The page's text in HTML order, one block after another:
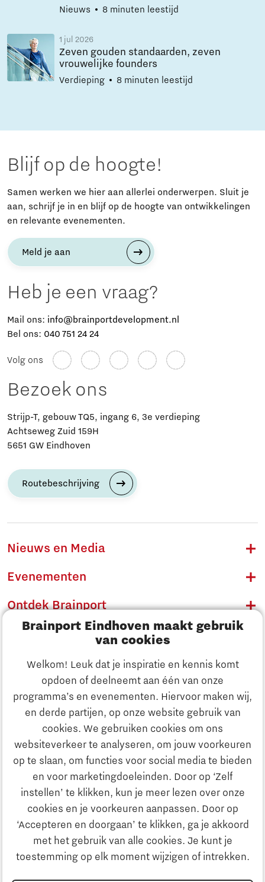
Brainport Eindhoven maakt gebruik
van cookies
Welkom! Leuk dat je inspiratie en kennis komt
opdoen of deelneemt aan één van onze
programma’s en evenementen. Hiervoor maken wij,
en derde partijen, op onze website gebruik van
cookies. We gebruiken cookies om ons
websiteverkeer te analyseren, om jouw voorkeuren
op te slaan, om functies voor social media te bieden
en voor marketingdoeleinden. Door op ‘Zelf
instellen’ te klikken, kun je meer lezen over onze
cookies en je voorkeuren aanpassen. Door op
‘Accepteren en doorgaan’ te klikken, ga je akkoord
met het gebruik van alle cookies. Je kunt je
toestemming op elk moment wijzigen of intrekken.
Ontdek Brainport
Innovatie
Ondernemen
Onderwijs
Nieuws 8 minuten leestijd
1 jul 2026
Zeven gouden standaarden, zeven
vrouwelijke founders
Verdieping 8 minuten leestijd
Blijf op de hoogte!
Samen werken we hier aan allerlei onderwerpen. Sluit je
aan, schrijf je in en blijf op de hoogte van ontwikkelingen
en relevante evenementen.
Meld je aan
Heb je een vraag?
Mail ons: info@brainportdevelopment.nl
Bel ons: 040 751 24 24
Volg ons
Bezoek ons
Strijp-T, gebouw TQ5, ingang 6, 3e verdieping
Achtseweg Zuid 159H
5651 GW Eindhoven
Routebeschrijving
Nieuws en Media
Evenementen
Ontdek Brainport
Innovatie
Ondernemen
Onderwijs
Maatschappelijk
Strategie & Organisatie
Zoeken
Contact
Naar internationale website